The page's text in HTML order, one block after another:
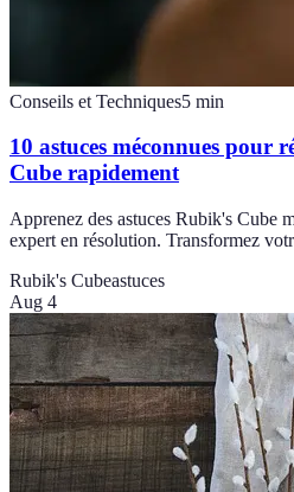
Conseils et Techniques5 min
10 astuces méconnues pour
Cube rapidement
Apprenez des astuces Rubik's Cube
expert en résolution. Transformez
Rubik's Cubeastuces
Aug 4